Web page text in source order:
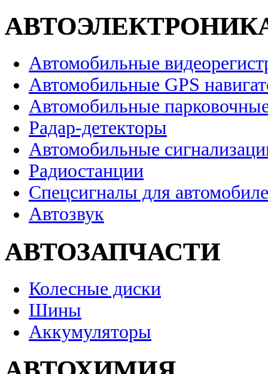
Автомобильные
Автомобильные GPS
Автомобильные
Радар-детекторы
Автомобильные
Радиостанции
Спецсигналы для
Автозвук
АВТОЗАПЧАСТИ
Колесные диски
Шины
Аккумуляторы